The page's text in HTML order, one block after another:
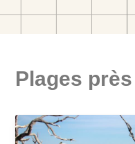
Plages